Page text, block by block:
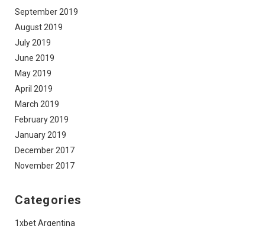
September 2019
August 2019
July 2019
June 2019
May 2019
April 2019
March 2019
February 2019
January 2019
December 2017
November 2017
Categories
1xbet Argentina